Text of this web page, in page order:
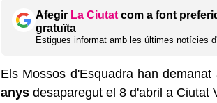
Afegir La Ciutat com a font
gratuïta
Estigues informat amb les últimes notícies
Els Mossos d'Esquadra han
anys desaparegut el 8 d'abril a Ciutat